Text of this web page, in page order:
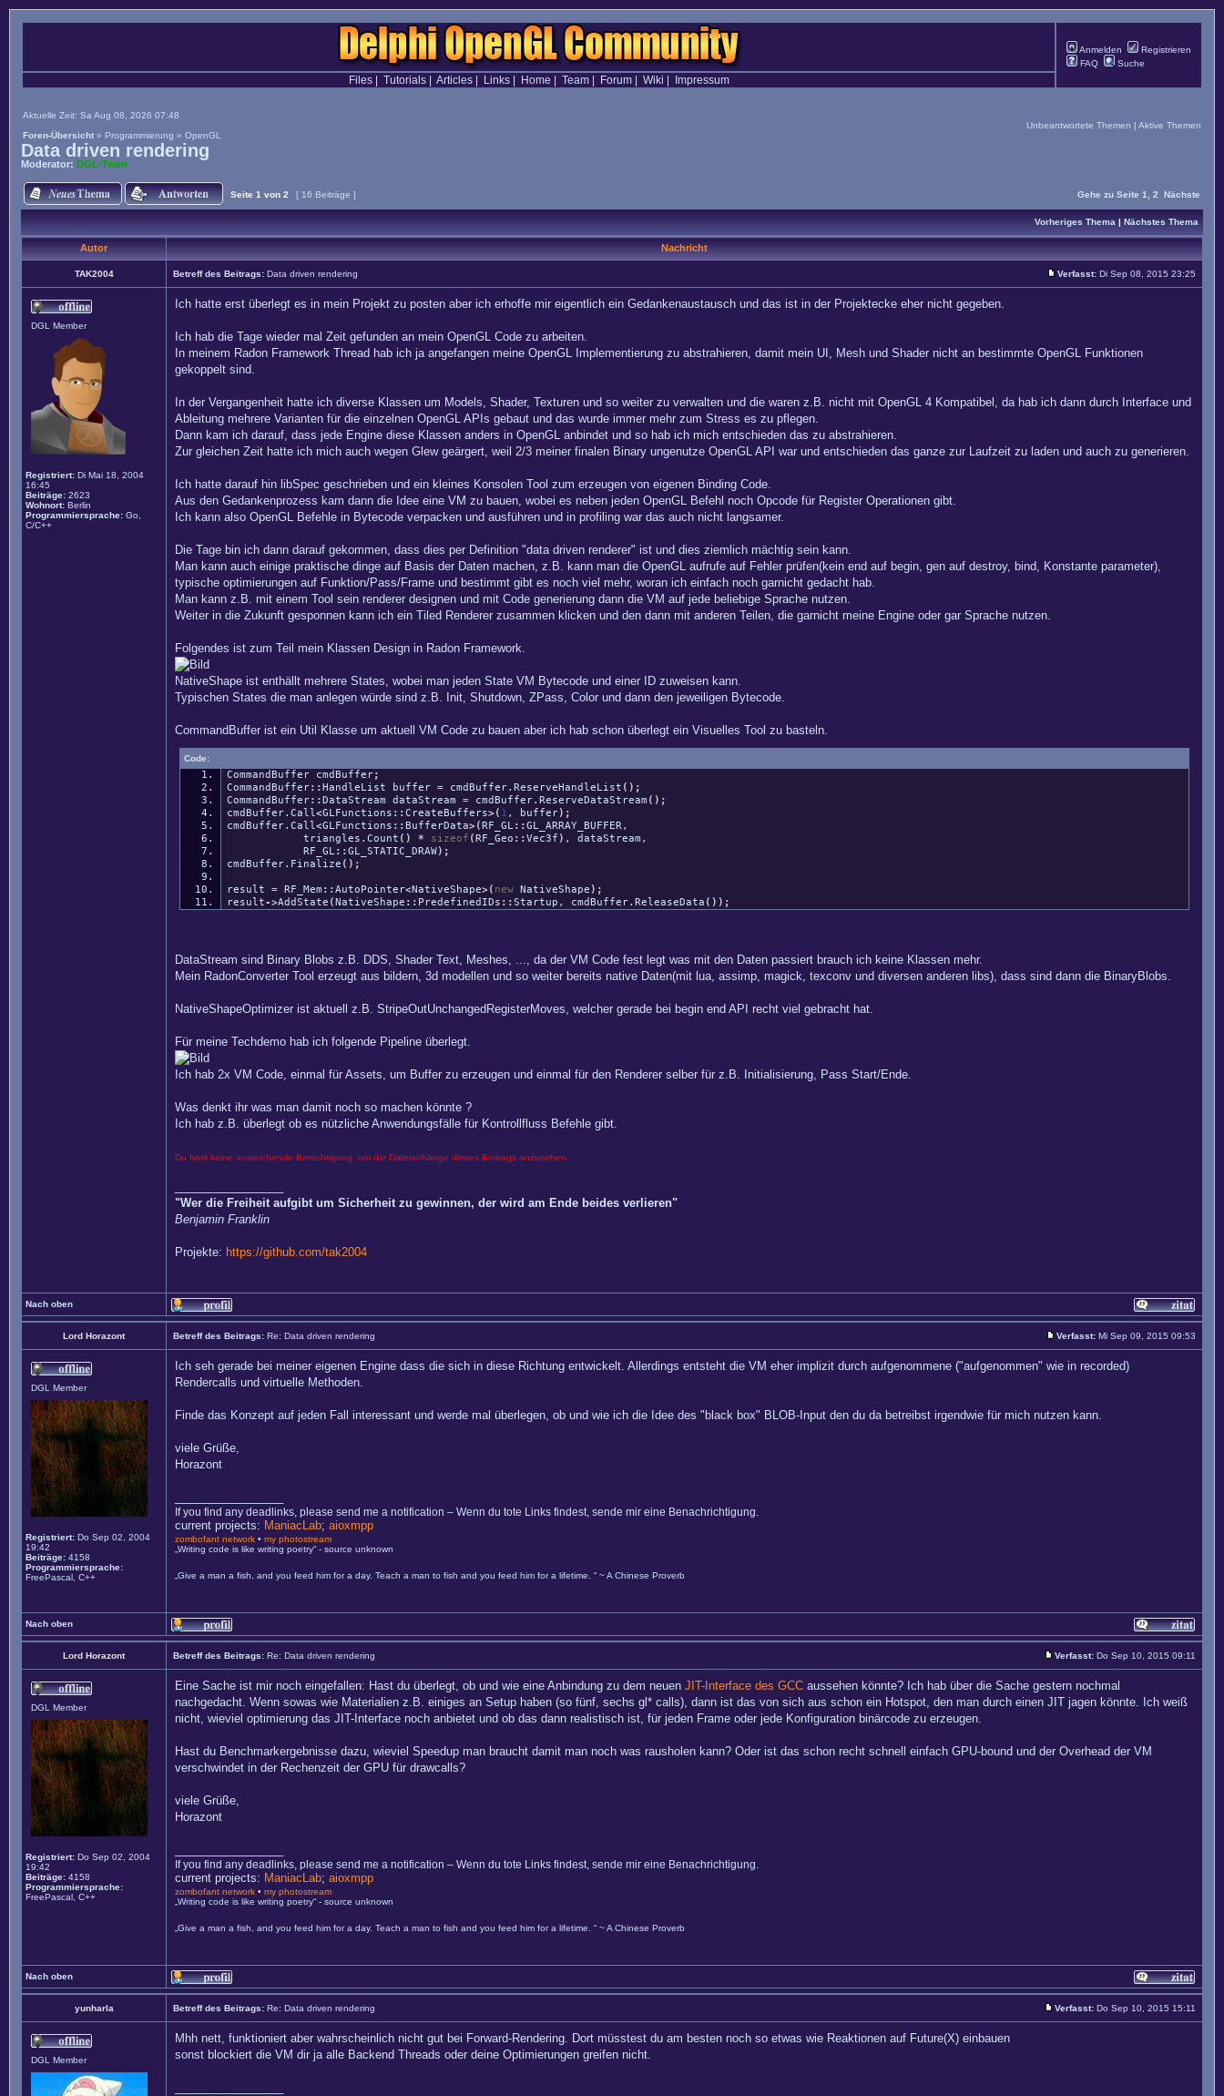
Anmelden
Registrieren
FAQ
Suche
Files| Tutorials| Articles| Links| Home Team| Forum| Wiki Impressum
Aktuelle Zeit: Sa Aug 08, 2026 07:48
Foren-Übersicht » Programmierung » OpenGL
Unbeantwortete Themen | Aktive Themen
Data driven rendering
Moderator: DGL-Team
Seite 1 von 2 [ 16 Beiträge ] Gehe zu Seite 1 2 Nächste
Vorheriges Thema | Nächstes Thema
Autor Nachricht
TAK2004 Betreff des Beitrags: Data driven rendering Verfasst: Di Sep 08, 2015 23:25
DGL Member
Registriert: Di Mai 18, 2004
16:45
Beiträge: 2623
Wohnort: Berlin
Programmiersprache: Go,
C/C++
Ich hatte erst überlegt es in mein Projekt zu posten aber ich erhoffe mir eigentlich ein Gedankenaustausch und das ist in der Projektecke eher nicht gegeben.
Ich hab die Tage wieder mal Zeit gefunden an mein OpenGL Code zu arbeiten.
In meinem Radon Framework Thread hab ich ja angefangen meine OpenGL Implementierung zu abstrahieren, damit mein UI, Mesh und Shader nicht an bestimmte OpenGL Funktionen
gekoppelt sind.
In der Vergangenheit hatte ich diverse Klassen um Models, Shader, Texturen und so weiter zu verwalten und die waren z.B. nicht mit OpenGL 4 Kompatibel, da hab ich dann durch Interface und
Ableitung mehrere Varianten für die einzelnen OpenGL APIs gebaut und das wurde immer mehr zum Stress es zu pflegen.
Dann kam ich darauf, dass jede Engine diese Klassen anders in OpenGL anbindet und so hab ich mich entschieden das zu abstrahieren.
Zur gleichen Zeit hatte ich mich auch wegen Glew geärgert, weil 2/3 meiner finalen Binary ungenutze OpenGL API war und entschieden das ganze zur Laufzeit zu laden und auch zu generieren.
Ich hatte darauf hin libSpec geschrieben und ein kleines Konsolen Tool zum erzeugen von eigenen Binding Code.
Aus den Gedankenprozess kam dann die Idee eine VM zu bauen, wobei es neben jeden OpenGL Befehl noch Opcode für Register Operationen gibt.
Ich kann also OpenGL Befehle in Bytecode verpacken und ausführen und in profiling war das auch nicht langsamer.
Die Tage bin ich dann darauf gekommen, dass dies per Definition "data driven renderer" ist und dies ziemlich mächtig sein kann.
Man kann auch einige praktische dinge auf Basis der Daten machen, z.B. kann man die OpenGL aufrufe auf Fehler prüfen(kein end auf begin, gen auf destroy, bind, Konstante parameter),
typische optimierungen auf Funktion/Pass/Frame und bestimmt gibt es noch viel mehr, woran ich einfach noch garnicht gedacht hab.
Man kann z.B. mit einem Tool sein renderer designen und mit Code generierung dann die VM auf jede beliebige Sprache nutzen.
Weiter in die Zukunft gesponnen kann ich ein Tiled Renderer zusammen klicken und den dann mit anderen Teilen, die garnicht meine Engine oder gar Sprache nutzen.
Folgendes ist zum Teil mein Klassen Design in Radon Framework.
NativeShape ist enthällt mehrere States, wobei man jeden State VM Bytecode und einer ID zuweisen kann.
Typischen States die man anlegen würde sind z.B. Init, Shutdown, ZPass, Color und dann den jeweiligen Bytecode.
CommandBuffer ist ein Util Klasse um aktuell VM Code zu bauen aber ich hab schon überlegt ein Visuelles Tool zu basteln.
Code:
CommandBuffer cmdBuffer;
CommandBuffer::HandleList buffer =cmdBuffer. ReserveHandleList ( ) ;
CommandBuffer::DataStream dataStream =cmdBuffer. ReserveDataStream ( ) ;
cmdBuffer. Call<GLFunctions ::CreateBuffers> ( 1 , buffer) ;
cmdBuffer. Call<GLFunctions :: BufferData> (RF_GL::GL_ARRAY_BUFFER,
triangles. Count ( ) * sizeof (RF_Geo ::Vec3f ) , dataStream,
RF_GL::GL_STATIC_DRAW) ;
cmdBuffer. Finalize ( ) ;
result =RF_Mem ::AutoPointer<NativeShape> ( newNativeShape ) ;
result->AddState (NativeShape :: PredefinedIDs ::Startup , cmdBuffer. ReleaseData ( ) ) ;
DataStream sind Binary Blobs z.B. DDS, Shader Text, Meshes, ..., da der VM Code fest legt was mit den Daten passiert brauch ich keine Klassen mehr.
Mein RadonConverter Tool erzeugt aus bildern, 3d modellen und so weiter bereits native Daten(mit lua, assimp, magick, texconv und diversen anderen libs), dass sind dann die BinaryBlobs.
NativeShapeOptimizer ist aktuell z.B. StripeOutUnchangedRegisterMoves, welcher gerade bei begin end API recht viel gebracht hat.
Für meine Techdemo hab ich folgende Pipeline überlegt.
Ich hab 2x VM Code, einmal für Assets, um Buffer zu erzeugen und einmal für den Renderer selber für z.B. Initialisierung, Pass Start/Ende.
Was denkt ihr was man damit noch so machen könnte ?
Ich hab z.B. überlegt ob es nützliche Anwendungsfälle für Kontrollfluss Befehle gibt.
Du hast keine ausreichende Berechtigung, um die Dateianhänge dieses Beitrags anzusehen.
"Wer die Freiheit aufgibt um Sicherheit zu gewinnen, der wird am Ende beides verlieren"
Benjamin Franklin
Projekte: https://github.com/tak2004
Nach oben
Lord Horazont Betreff des Beitrags: Re: Data driven rendering Verfasst: Mi Sep 09, 2015 09:53
DGL Member
Registriert: Do Sep 02, 2004
19:42
Beiträge: 4158
Programmiersprache:
FreePascal, C++
Ich seh gerade bei meiner eigenen Engine dass die sich in diese Richtung entwickelt. Allerdings entsteht die VM eher implizit durch aufgenommene ("aufgenommen" wie in recorded)
Rendercalls und virtuelle Methoden.
Finde das Konzept auf jeden Fall interessant und werde mal überlegen, ob und wie ich die Idee des "black box" BLOB-Input den du da betreibst irgendwie für mich nutzen kann.
viele Grüße,
Horazont
If you find any deadlinks, please send me a notification – Wenn du tote Links findest, sende mir eine Benachrichtigung.
current projects: ManiacLab; aioxmpp
zombofant network • my photostream
„Writing code is like writing poetry“ - source unknown
„Give a man a fish, and you feed him for a day. Teach a man to fish and you feed him for a lifetime. “ ~ A Chinese Proverb
Nach oben
Lord Horazont Betreff des Beitrags: Re: Data driven rendering Verfasst: Do Sep 10, 2015 09:11
DGL Member
Registriert: Do Sep 02, 2004
19:42
Beiträge: 4158
Programmiersprache:
FreePascal, C++
Eine Sache ist mir noch eingefallen: Hast du überlegt, ob und wie eine Anbindung zu dem neuen JIT-Interface des GCC aussehen könnte? Ich hab über die Sache gestern nochmal
nachgedacht. Wenn sowas wie Materialien z.B. einiges an Setup haben (so fünf, sechs gl* calls), dann ist das von sich aus schon ein Hotspot, den man durch einen JIT jagen könnte. Ich weiß
nicht, wieviel optimierung das JIT-Interface noch anbietet und ob das dann realistisch ist, für jeden Frame oder jede Konfiguration binärcode zu erzeugen.
Hast du Benchmarkergebnisse dazu, wieviel Speedup man braucht damit man noch was rausholen kann? Oder ist das schon recht schnell einfach GPU-bound und der Overhead der VM
verschwindet in der Rechenzeit der GPU für drawcalls?
viele Grüße,
Horazont
If you find any deadlinks, please send me a notification – Wenn du tote Links findest, sende mir eine Benachrichtigung.
current projects: ManiacLab; aioxmpp
zombofant network • my photostream
„Writing code is like writing poetry“ - source unknown
„Give a man a fish, and you feed him for a day. Teach a man to fish and you feed him for a lifetime. “ ~ A Chinese Proverb
Nach oben
yunharla Betreff des Beitrags: Re: Data driven rendering Verfasst: Do Sep 10, 2015 15:11
DGL Member
Mhh nett, funktioniert aber wahrscheinlich nicht gut bei Forward-Rendering. Dort müsstest du am besten noch so etwas wie Reaktionen auf Future(X) einbauen
sonst blockiert die VM dir ja alle Backend Threads oder deine Optimierungen greifen nicht.